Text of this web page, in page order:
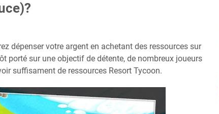
dépenser votre argent en achetant des ressources sur
porté sur une objectif de détente, de nombreux joueurs
suffisament de ressources Resort Tycoon.